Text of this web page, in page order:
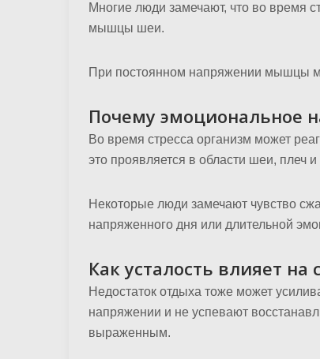
Многие люди замечают, что во время
мышцы шеи.
При постоянном напряжении мышцы
Почему эмоциональное
Во время стресса организм может
это проявляется в области шеи, плеч
Некоторые люди замечают чувство
напряженного дня или длительной
Как усталость влияет на
Недостаток отдыха тоже может
напряжении и не успевают
выраженным.